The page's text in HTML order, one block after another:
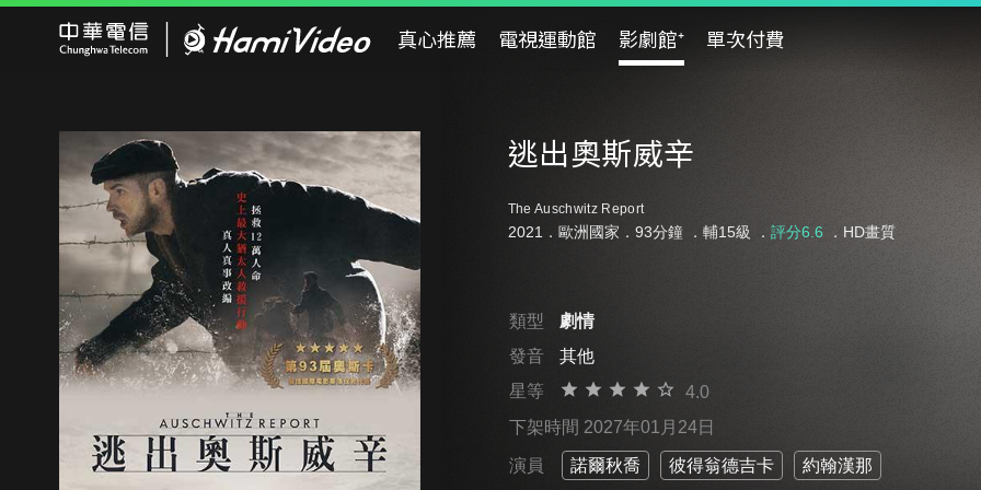
真心推薦 電視運動館 影劇館⁺ 單次付費
逃出奧斯威辛
The Auschwitz Report
2021．歐洲國家．93分鐘 ． 輔15級 ． 評分6.6 ．HD畫質
類型
劇情
發音
其他
星等
4.0
下架時間 2027年01月24日
演員 諾爾秋喬 彼得翁德吉卡 約翰漢那